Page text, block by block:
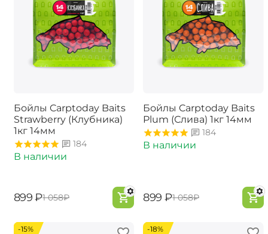
Бойлы Carptoday Baits
Strawberry (Клубника)
1кг 14мм
184
В наличии
‍899‍ ₽‍1 058‍₽
Бойлы Carptoday Baits
Plum (Слива) 1кг 14мм
184
В наличии
‍899‍ ₽‍1 058‍₽
-15% -18%